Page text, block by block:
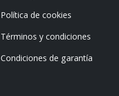
Política de cookies
Términos y condiciones
Condiciones de garantía